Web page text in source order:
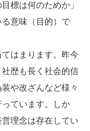
標は何のためか」
意味（目的）で
はまります。昨今
歴も長く社会的信
や改ざんなど様々
ています。しか
理念は存在してい